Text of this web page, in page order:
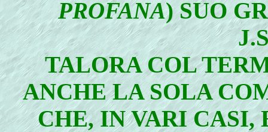
PROFANA) SUO
TALORA COL
ANCHE LA SOLA
CHE, IN VARI CASI,